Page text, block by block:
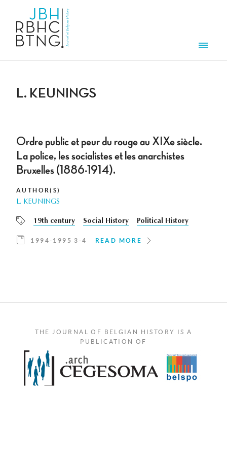
L. KEUNINGS
Ordre public et peur du rouge au XIXe siècle.
La police, les socialistes et les anarchistes
Bruxelles (1886-1914).
AUTHOR(S)
L. KEUNINGS
19th century Social History Political History
1994-1995 3-4 READ MORE
THE JOURNAL OF BELGIAN HISTORY IS A
PUBLICATION OF